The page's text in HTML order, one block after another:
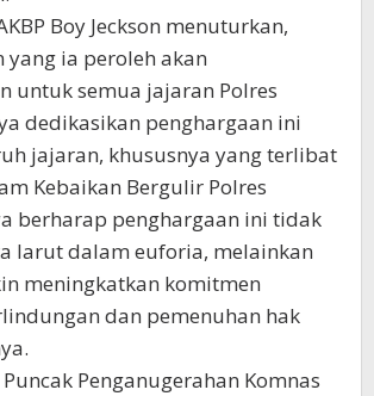
Boy Jeckson menuturkan,
yang ia peroleh akan
untuk semua jajaran Polres
dedikasikan penghargaan ini
jajaran, khususnya yang terlibat
Kebaikan Bergulir Polres
berharap penghargaan ini tidak
larut dalam euforia, melainkan
meningkatkan komitmen
dan pemenuhan hak
Penganugerahan Komnas